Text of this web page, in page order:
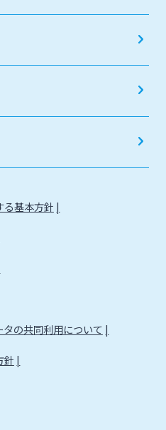
る基本方針
の共同利用について
針